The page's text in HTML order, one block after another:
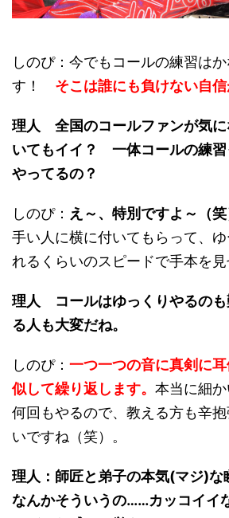
しのぴ：今でもコールの練習は
す！ そこは誰にも負けない自信
理人 全国のコールファンが気に
いてもイイ？ 一体コールの練習
やってるの？
しのぴ： え～、特別ですよ～（笑
手い人に横に付いてもらって、
れるくらいのスピードで手本を見
理人 コールはゆっくりやるのも
る人も大変だね。
しのぴ： 一つ一つの音に真剣に
似して繰り返します。 本当に細
何回もやるので、教える方も辛
いですね（笑）。
理人： 師匠と弟子の本気(マジ)な
なんかそういうの……カッコイイ